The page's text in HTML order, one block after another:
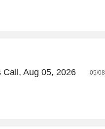
Aug 05, 2026 05/08